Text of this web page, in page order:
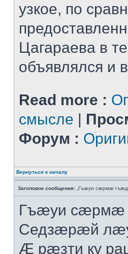
узкое, по
Цагараева в
объявлялся и
Read more :
смысле |
Форум :
Вернуться к началу
Заголовок сообщения: „Гъæуи сæрмæ
Гъæуи сæрмæ
Седзæрæй
Æ рæзти ку